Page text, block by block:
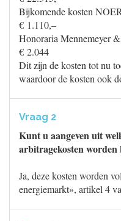
Bijkomende kosten
€ 1.110,–
Honoraria Mennemeyer
€ 2.044
Dit zijn de kosten tot nu
waardoor de kosten ook
Vraag 2
Kunt u aangeven uit
arbitragekosten worden
Ja, deze kosten worden
energiemarkt», artikel 4